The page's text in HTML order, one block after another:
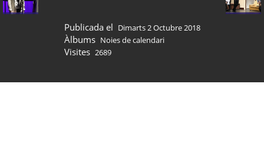
Publicada el Dimarts 2 Octubre 2018
Àlbums Noies de calendari
Visites 2689